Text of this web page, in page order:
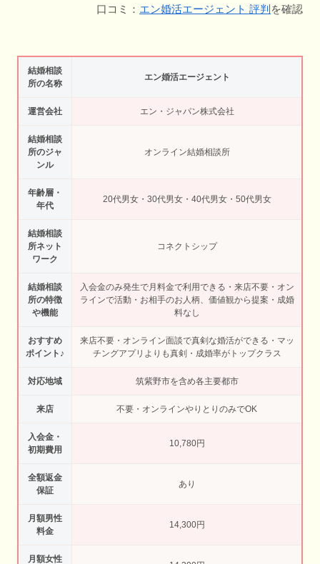
口コミ： エン婚活エージェント 評判 を確認
結婚相談
所の名称
エン婚活エージェント
運営会社 エン・ジャパン株式会社
結婚相談
所のジャ
ンル
オンライン結婚相談所
年齢層・
年代
20代男女・30代男女・40代男女・50代男女
結婚相談
所ネット
ワーク
コネクトシップ
結婚相談
所の特徴
や機能
入会金のみ発生で月料金で利用できる・来店不要・オン
ラインで活動・お相手のお人柄、価値観から提案・成婚
料なし
おすすめ
ポイント♪
来店不要・オンライン面談で真剣な婚活ができる・マッ
チングアプリよりも真剣・成婚率がトップクラス
対応地域 筑紫野市を含め各主要都市
来店 不要・オンラインやりとりのみでOK
入会金・
初期費用
10,780円
全額返金
保証
あり
月額男性
料金
14,300円
月額女性